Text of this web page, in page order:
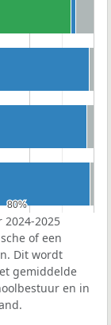
80%
80%
2024-2025
of een
Dit wordt
gemiddelde
en in